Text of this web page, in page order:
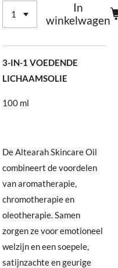
In
winkelwagen
3-IN-1 VOEDENDE
LICHAAMSOLIE
100 ml
De Altearah Skincare Oil
combineert de voordelen
van aromatherapie,
chromotherapie en
oleotherapie. Samen
zorgen ze voor emotioneel
welzijn en een soepele,
satijnzachte en geurige